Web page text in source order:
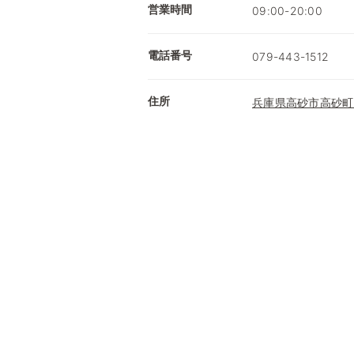
営業時間 09:00-20:00
電話番号 079-443-1512
住所 兵庫県高砂市高砂